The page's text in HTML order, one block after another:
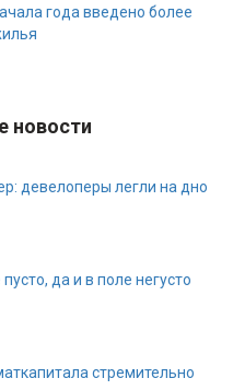
года введено более
новости
девелоперы легли на дно
да и в поле негусто
стремительно